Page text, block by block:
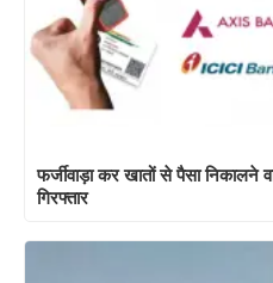
फर्जीवाड़ा कर खातों से पैसा निकालने
गिरफ्तार